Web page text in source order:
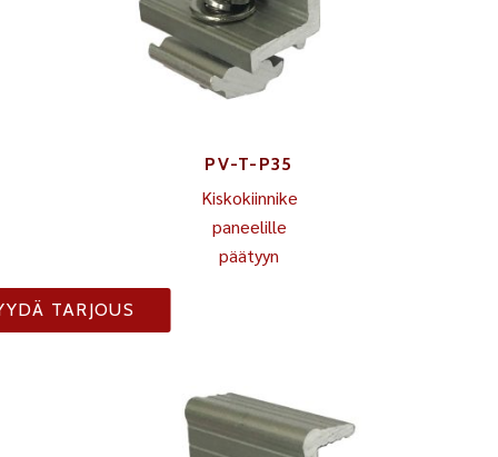
PV-T-P35
Kiskokiinnike
paneelille
päätyyn
TARJOUS